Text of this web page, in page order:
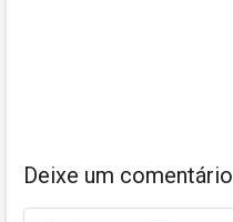
Deixe um comentário